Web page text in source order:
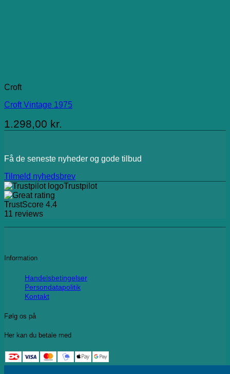
Croft
Croft Vintage 1975
1.298,00 kr.
Få de seneste nyheder og gode tilbud
Tilmeld nyhedsbrev
Trustpilot
TrustScore 4.4
11 reviews
Information
Handelsbetingelser
Persondatapolitik
Kontakt
Følg os på
Her kan du betale med